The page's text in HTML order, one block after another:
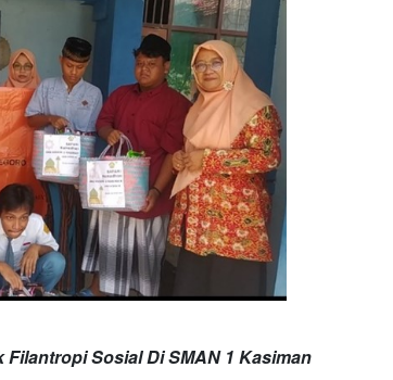
Filantropi SosialDi SMAN 1 Kasiman